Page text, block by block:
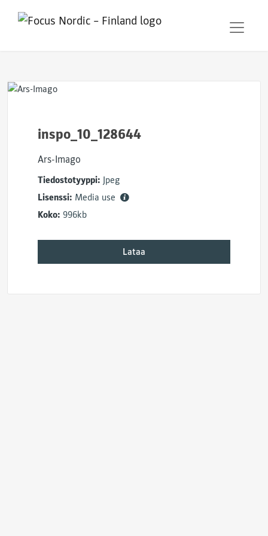
inspo_10_128644
Ars-Imago
Tiedostotyyppi: Jpeg
Lisenssi: Media use
Koko: 996kb
Lataa